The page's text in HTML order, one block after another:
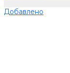
Добавлено